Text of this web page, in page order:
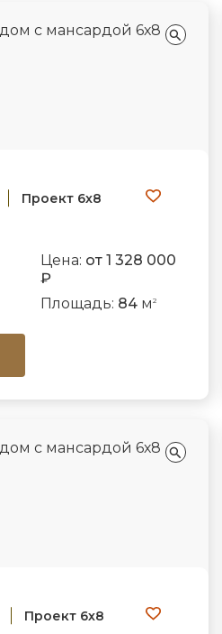
Проект 6х8
Цена: от 1 328 000
₽
Площадь: 84 м2
Проект 6х8